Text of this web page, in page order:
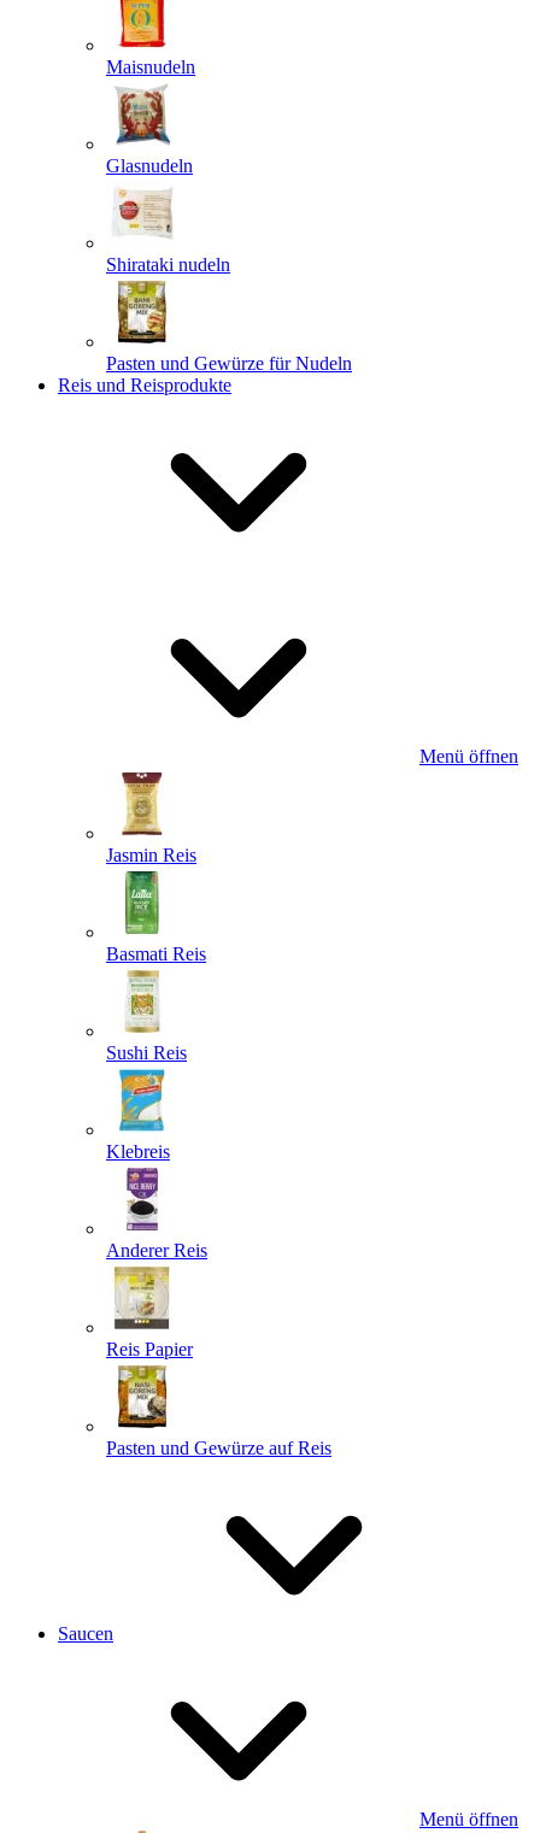
Maisnudeln
Glasnudeln
Shirataki nudeln
Pasten und Gewürze für Nudeln
Reis und Reisprodukte
Menü öffnen
Jasmin Reis
Basmati Reis
Sushi Reis
Klebreis
Anderer Reis
Reis Papier
Pasten und Gewürze auf Reis
Saucen
Menü öffnen